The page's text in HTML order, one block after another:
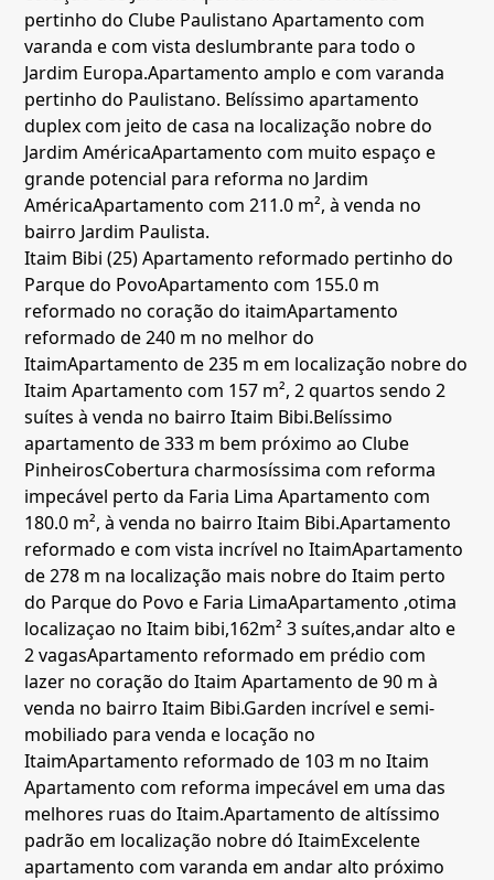
pertinho do Clube PaulistanoApartamento com
varanda e com vista deslumbrante para todo o
Jardim Europa.Apartamento amplo e com varanda
pertinho do Paulistano. Belíssimo apartamento
duplex com jeito de casa na localização nobre do
Jardim AméricaApartamento com muito espaço e
grande potencial para reforma no Jardim
AméricaApartamento com 211.0 m², à venda no
bairro Jardim Paulista.
Itaim Bibi (25)Apartamento reformado pertinho do
Parque do PovoApartamento com 155.0 m
reformado no coração do itaimApartamento
reformado de 240 m no melhor do
ItaimApartamento de 235 m em localização nobre do
ItaimApartamento com 157 m², 2 quartos sendo 2
suítes à venda no bairro Itaim Bibi.Belíssimo
apartamento de 333 m bem próximo ao Clube
PinheirosCobertura charmosíssima com reforma
impecável perto da Faria LimaApartamento com
180.0 m², à venda no bairro Itaim Bibi.Apartamento
reformado e com vista incrível no ItaimApartamento
de 278 m na localização mais nobre do Itaim perto
do Parque do Povo e Faria LimaApartamento ,otima
localizaçao no Itaim bibi,162m² 3 suítes,andar alto e
2 vagasApartamento reformado em prédio com
lazer no coração do ItaimApartamento de 90 m à
venda no bairro Itaim Bibi.Garden incrível e semi-
mobiliado para venda e locação no
ItaimApartamento reformado de 103 m no Itaim
Apartamento com reforma impecável em uma das
melhores ruas do Itaim.Apartamento de altíssimo
padrão em localização nobre dó ItaimExcelente
apartamento com varanda em andar alto próximo